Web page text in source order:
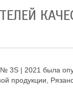
| 2021 была
продукции,